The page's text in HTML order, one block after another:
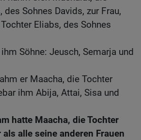
Sohnes Davids, zur Frau,
Eliabs, des Sohnes
Söhne: Jeusch, Semarja und
er Maacha, die Tochter
ihm Abija, Attai, Sisa und
hatte Maacha, die Tochter
alle seine anderen Frauen